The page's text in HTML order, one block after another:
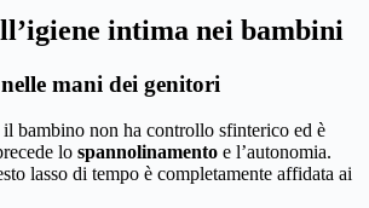
intima nei bambini
mani dei genitori
bambino non ha controllo sfinterico ed è
lo spannolinamento e l’autonomia.
lasso di tempo è completamente affidata ai